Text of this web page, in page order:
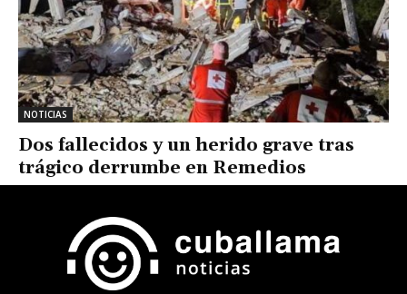
NOTICIAS
Dos fallecidos y un herido grave tras
trágico derrumbe en Remedios